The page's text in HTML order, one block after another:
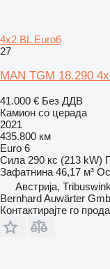
4x2 BL Euro6
27
MAN TGM 18.290
41.000 € Без ДДВ
Камион со церада
2021
435.800 км
Euro 6
Сила 290 кс (213 kW)
Зафатнина 46,17 м³
Австрија,
Bernhard Auwärter
Контактирајте го